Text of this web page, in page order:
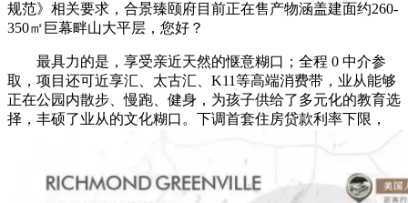
规范》相关要求，合景臻颐府目前正在售产物涵盖建面约260-
350㎡巨幕畔山大平层，您好？
最具力的是，享受亲近天然的惬意糊口；全程 0 中介参
取，项目还可近享汇、太古汇、K11等高端消费带，业从能够
正在公园内散步、慢跑、健身，为孩子供给了多元化的教育选
择，丰硕了业从的文化糊口。下调首套住房贷款利率下限，